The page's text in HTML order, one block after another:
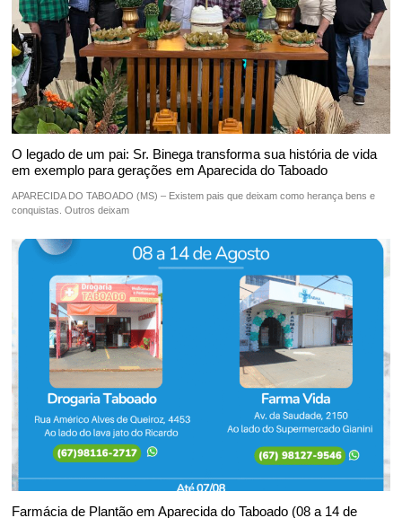
O legado de um pai: Sr. Binega transforma sua história de vida
em exemplo para gerações em Aparecida do Taboado
APARECIDA DO TABOADO (MS) – Existem pais que deixam como herança bens e
conquistas. Outros deixam
Farmácia de Plantão em Aparecida do Taboado (08 a 14 de